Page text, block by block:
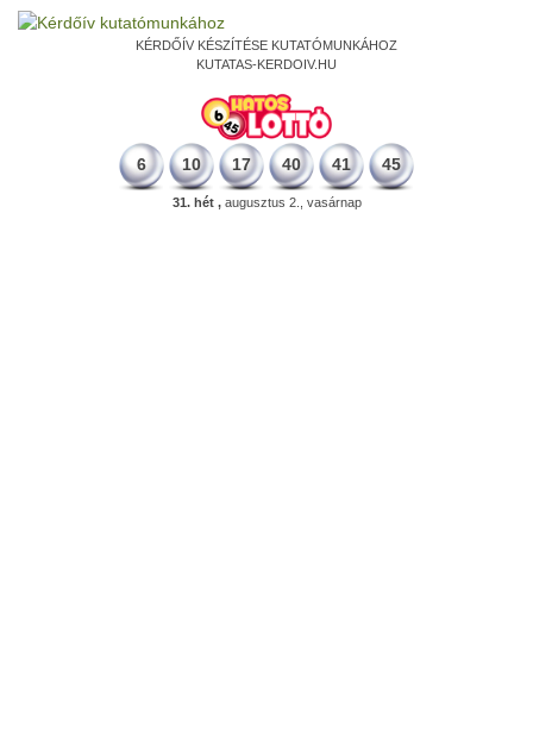
KÉRDŐÍV KÉSZÍTÉSE KUTATÓMUNKÁHOZ
KUTATAS-KERDOIV.HU
6 10 17 40 41 45
31. hét ,augusztus 2., vasárnap